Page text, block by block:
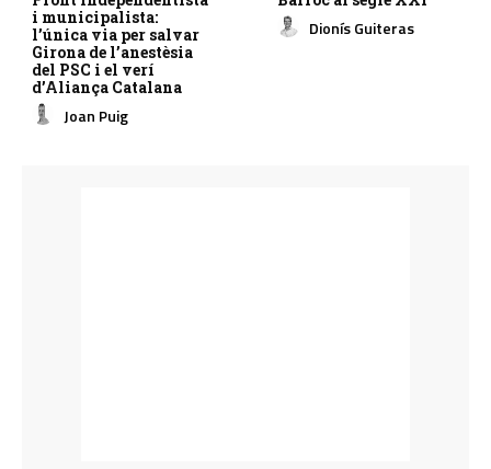
i municipalista:
l’única via per salvar
Girona de l’anestèsia
del PSC i el verí
d’Aliança Catalana
Joan Puig
Dionís Guiteras